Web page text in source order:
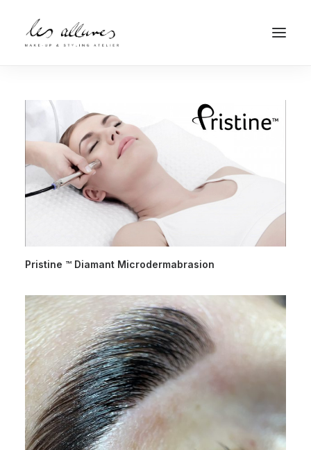
Termin buchen
Pristine ™ Diamant Microdermabrasion